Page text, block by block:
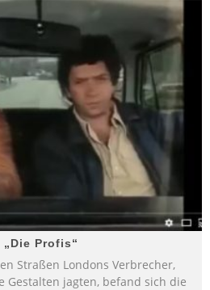
Profis“
Straßen Londons Verbrecher,
Gestalten jagten, befand sich die